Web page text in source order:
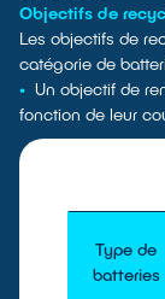
Objectifs de
Les objectifs de
catégorie de
• Un objectif de
fonction de leur
Type de
batteries